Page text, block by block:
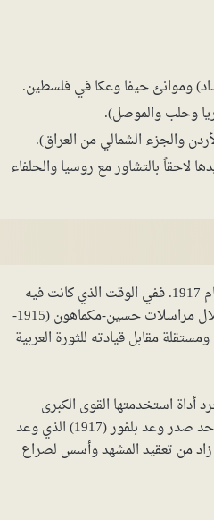
وموانئ حيفا وعكا في فلسطين.
وحلب والموصل).
والجزء الشمالي من العراق).
بالتشاور مع روسيا والحلفاء
كانت الصدمة الكبرى للعرب عند الكشف عن بنود الاتفاقية بعد الثورة البلشفية في روسيا عام 1917. ففي الوقت الذي كانت فيه
بريطانيا تتفاوض سراً مع فرنسا لتقسيم المنطقة، كانت تقدم وعوداً متناقضة للعرب. من خلال مراسلات حسين-مكماهون (1915-
مقابل قيادته للثورة العربية
أداة استخدمتها القوى الكبرى
هي الخيانة الوحيدة، فبعدها بعام واحد صدر وعد بلفور (1917) الذي وعد
زاد من تعقيد المشهد وأسس لصراع